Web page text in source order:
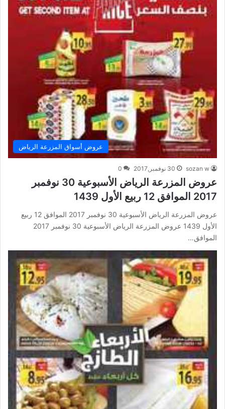
عروض أسواق المزرعة الرياض
sozan w 30 نوفمبر,2017 0
عروض المزرعة الرياض الأسبوعية 30 نوفمبر
2017 الموافق 12 ربيع الأول 1439
عروض المزرعة الرياض الأسبوعية 30 نوفمبر 2017 الموافق 12 ربيع
الأول 1439 عروض المزرعة الرياض الأسبوعية 30 نوفمبر 2017
الموافق…